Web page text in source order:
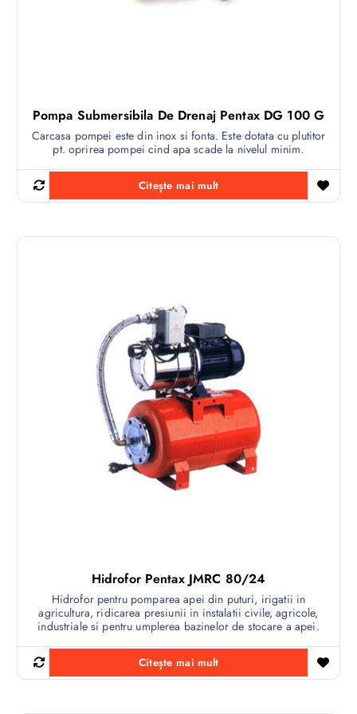
Pompa Submersibila De Drenaj Pentax DG 100 G
Carcasa pompei este din inox si fonta. Este dotata cu plutitor
pt. oprirea pompei cind apa scade la nivelul minim.
Citește mai mult
Hidrofor Pentax JMRC 80/24
Hidrofor pentru pomparea apei din puturi, irigatii in
agricultura, ridicarea presiunii in instalatii civile, agricole,
industriale si pentru umplerea bazinelor de stocare a apei.
Citește mai mult